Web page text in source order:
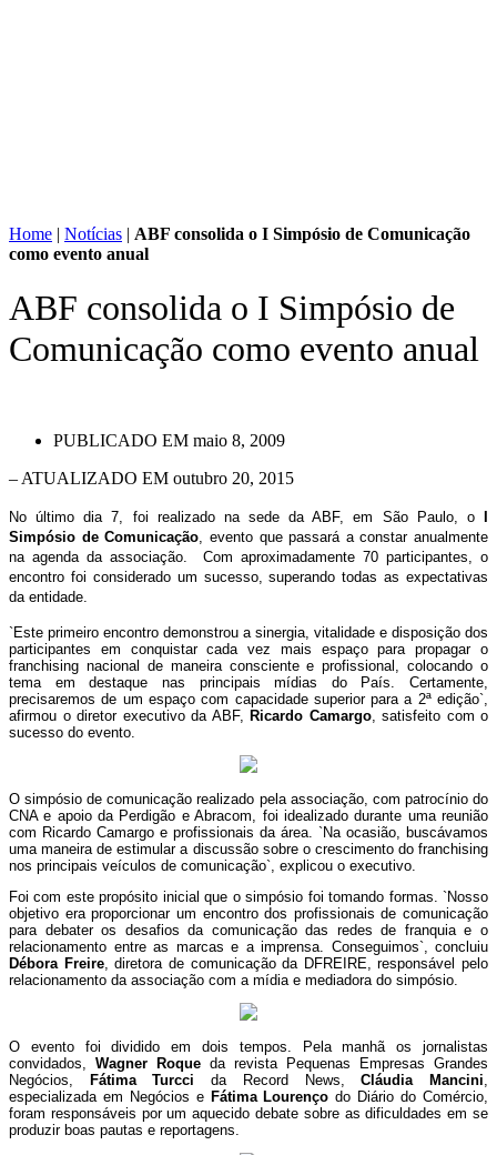
Home | Notícias | ABF consolida o I Simpósio de Comunicação
como evento anual
ABF consolida o I Simpósio de
Comunicação como evento anual
PUBLICADO EM maio 8, 2009
– ATUALIZADO EM outubro 20, 2015
No último dia 7, foi realizado na sede da ABF, em São Paulo, o
Simpósio de Comunicação, evento que passará a constar anualmente
na agenda da associação. Com aproximadamente 70 participantes, o
encontro foi considerado um sucesso, superando todas as expectativas
da entidade.
`Este primeiro encontro demonstrou a sinergia, vitalidade e disposição dos
participantes em conquistar cada vez mais espaço para propagar o
franchising nacional de maneira consciente e profissional, colocando o
tema em destaque nas principais mídias do País. Certamente,
precisaremos de um espaço com capacidade superior para a 2ª edição`,
afirmou o diretor executivo da ABF, Ricardo Camargo, satisfeito com o
sucesso do evento.
O simpósio de comunicação realizado pela associação, com patrocínio do
CNA e apoio da Perdigão e Abracom, foi idealizado durante uma reunião
com Ricardo Camargo e profissionais da área. `Na ocasião, buscávamos
uma maneira de estimular a discussão sobre o crescimento do franchising
nos principais veículos de comunicação`, explicou o executivo.
Foi com este propósito inicial que o simpósio foi tomando formas. `Nosso
objetivo era proporcionar um encontro dos profissionais de comunicação
para debater os desafios da comunicação das redes de franquia e o
relacionamento entre as marcas e a imprensa. Conseguimos`, concluiu
Débora Freire, diretora de comunicação da DFREIRE, responsável pelo
relacionamento da associação com a mídia e mediadora do simpósio.
O evento foi dividido em dois tempos. Pela manhã os jornalistas
convidados, Wagner Roque da revista Pequenas Empresas Grandes
Negócios,
Fátima Turcci da Record News,Cláudia Mancini,
especializada em Negócios e Fátima Lourenço do Diário do Comércio,
foram responsáveis por um aquecido debate sobre as dificuldades em se
produzir boas pautas e reportagens.